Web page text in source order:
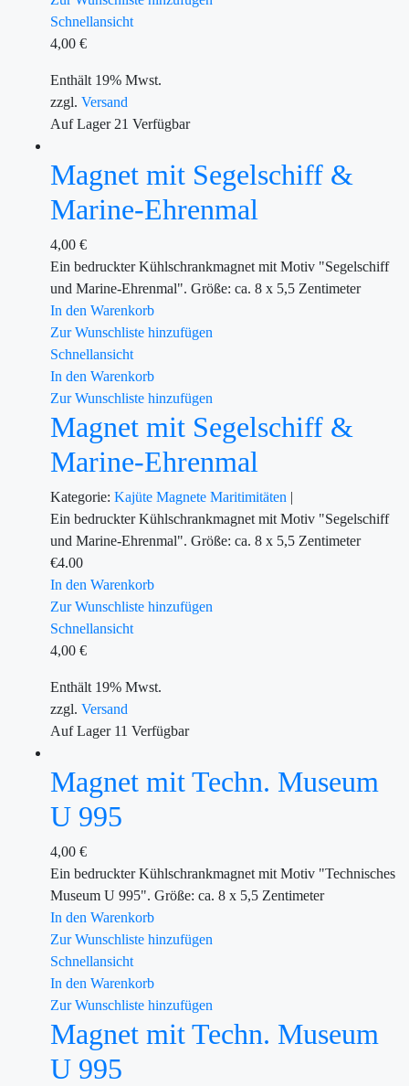
Schnellansicht
4,00 €
Enthält 19% Mwst.
zzgl. Versand
Auf Lager21 Verfügbar
Magnet mit Segelschiff &
Marine-Ehrenmal
4,00 €
Ein bedruckter Kühlschrankmagnet mit Motiv "Segelschiff
und Marine-Ehrenmal". Größe: ca. 8 x 5,5 Zentimeter
In den Warenkorb
Zur Wunschliste hinzufügen
Schnellansicht
In den Warenkorb
Zur Wunschliste hinzufügen
Magnet mit Segelschiff &
Marine-Ehrenmal
Kategorie: Kajüte Magnete Maritimitäten |
Ein bedruckter Kühlschrankmagnet mit Motiv "Segelschiff
und Marine-Ehrenmal". Größe: ca. 8 x 5,5 Zentimeter
€4.00
In den Warenkorb
Zur Wunschliste hinzufügen
Schnellansicht
4,00 €
Enthält 19% Mwst.
zzgl. Versand
Auf Lager11 Verfügbar
Magnet mit Techn. Museum
U 995
4,00 €
Ein bedruckter Kühlschrankmagnet mit Motiv "Technisches
Museum U 995". Größe: ca. 8 x 5,5 Zentimeter
In den Warenkorb
Zur Wunschliste hinzufügen
Schnellansicht
In den Warenkorb
Zur Wunschliste hinzufügen
Magnet mit Techn. Museum
U 995